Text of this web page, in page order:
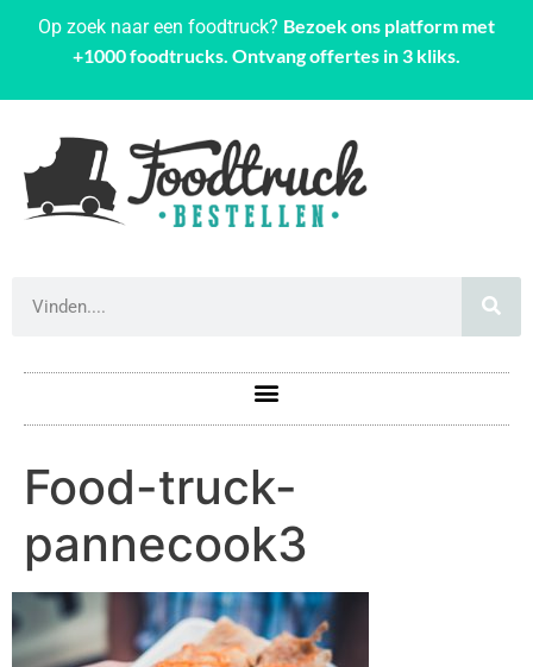
Op zoek naar een foodtruck? Bezoek ons platform met
+1000 foodtrucks. Ontvang offertes in 3 kliks.
Food-truck-
pannecook3